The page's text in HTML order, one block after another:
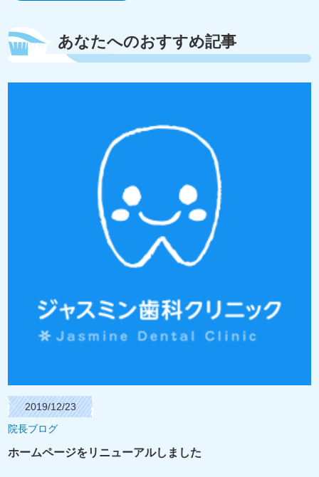
あなたへのおすすめ記事
2019/12/23
院長ブログ
ホームページをリニューアルしました